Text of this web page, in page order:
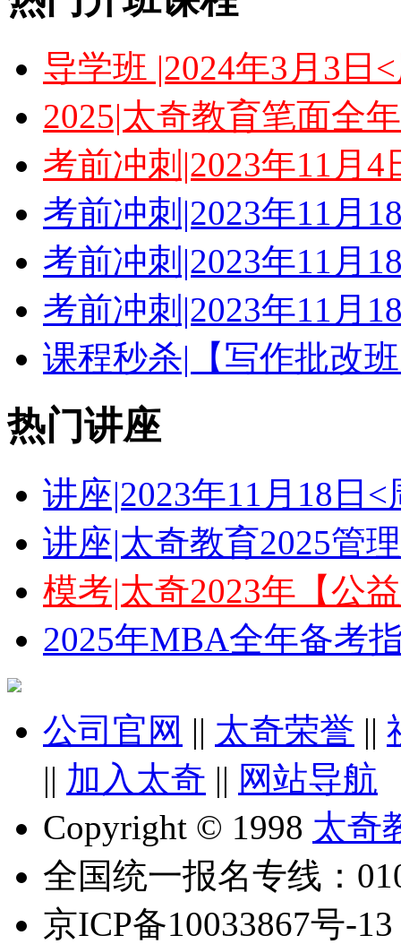
导学班 |2024年3月3日
2025|太奇教育笔面全
考前冲刺|2023年11月
考前冲刺|2023年11月
考前冲刺|2023年11月
考前冲刺|2023年11月
课程秒杀|【写作批改
热门讲座
讲座|2023年11月18日
讲座|太奇教育2025管
模考|太奇2023年【公
2025年MBA全年备考
公司官网 || 太奇荣誉 ||
|| 加入太奇 || 网站导航
Copyright © 1998 太奇
全国统一报名专线：
京ICP备10033867号-13